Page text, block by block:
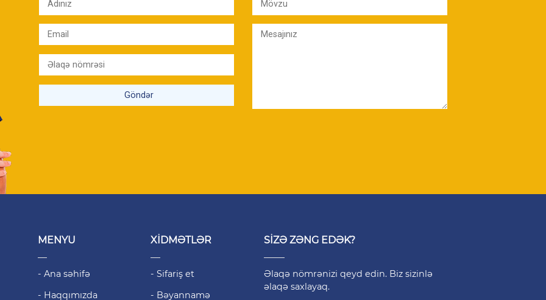
MENYU
- Ana səhifə
- Haqqımızda
XİDMƏTLƏR
- Sifariş et
- Bəyannamə
SİZƏ ZƏNG EDƏK?
Əlaqə nömrənizi qeyd edin. Biz sizinlə
əlaqə saxlayaq.